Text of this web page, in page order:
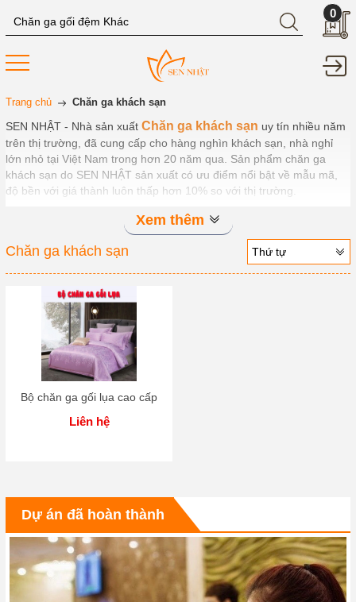
0
Trang chủ Chăn ga khách sạn
SEN NHẬT - Nhà sản xuất Chăn ga khách sạn uy tín nhiều năm
trên thị trường, đã cung cấp cho hàng nghìn khách sạn, nhà nghỉ
lớn nhỏ tại Việt Nam trong hơn 20 năm qua. Sản phẩm chăn ga
khách sạn do SEN NHẬT sản xuất có ưu điểm nổi bật về mẫu mã,
độ bền với giá thành luôn thấp hơn 10% so với thị trường.
Xem thêm
Chăn ga khách sạn
Thứ tự
Bộ chăn ga gối lụa cao cấp
Liên hệ
Dự án đã hoàn thành